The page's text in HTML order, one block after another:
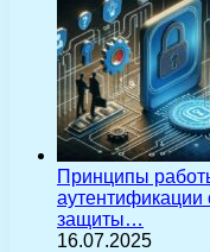
Принципы
защиты…
16.07.2025